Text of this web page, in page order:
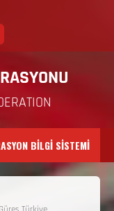
BİLGİ SİSTEMİ